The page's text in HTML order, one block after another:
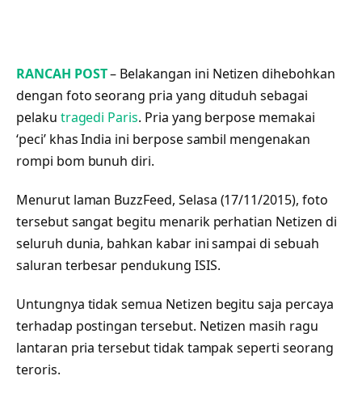
RANCAH POST– Belakangan ini Netizen dihebohkan
dengan foto seorang pria yang dituduh sebagai
pelaku tragedi Paris. Pria yang berpose memakai
‘peci’ khas India ini berpose sambil mengenakan
rompi bom bunuh diri.
Menurut laman BuzzFeed, Selasa (17/11/2015), foto
tersebut sangat begitu menarik perhatian Netizen di
seluruh dunia, bahkan kabar ini sampai di sebuah
saluran terbesar pendukung ISIS.
Untungnya tidak semua Netizen begitu saja percaya
terhadap postingan tersebut. Netizen masih ragu
lantaran pria tersebut tidak tampak seperti seorang
teroris.